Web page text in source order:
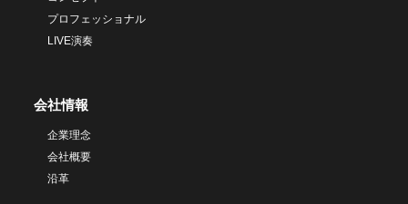
プロフェッショナル
LIVE演奏
会社情報
企業理念
会社概要
沿革